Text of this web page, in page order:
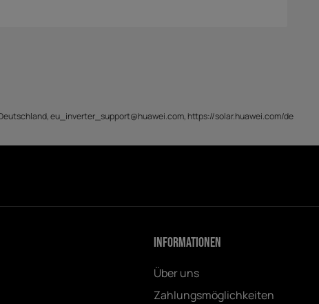
eu_inverter_support@huawei.com, https://solar.huawei.com/de
Informationen
Über uns
Zahlungsmöglichkeiten